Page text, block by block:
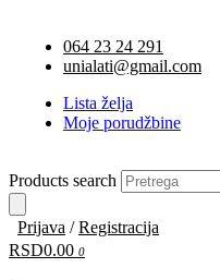
064 23 24 291
unialati@gmail.com
Lista želja
Moje porudžbine
Products search
Prijava / Registracija
RSD0.00 0